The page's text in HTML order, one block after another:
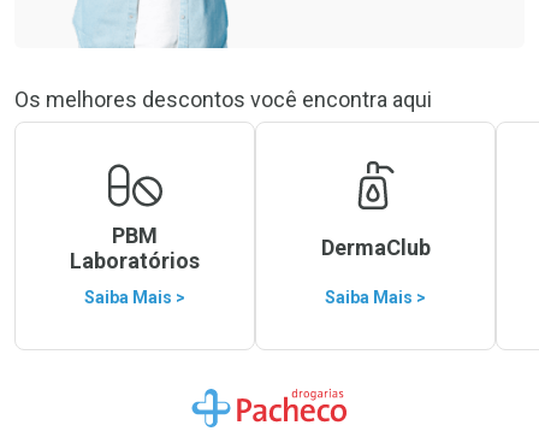
Os melhores descontos você encontra aqui
PBM
Laboratórios
Saiba Mais >
DermaClub
Saiba Mais >
Ir para a Home